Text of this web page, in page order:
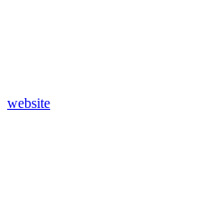
website